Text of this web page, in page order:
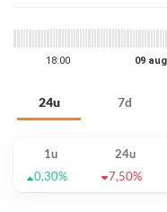
24u 7d
1u 24u
0,30%
7,50%